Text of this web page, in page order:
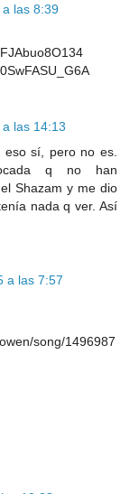
las 8:39
las 14:13
eso sí, pero no es.
q no han
Shazam y me dio
nada q ver. Así
a las 7:57
song/1496987